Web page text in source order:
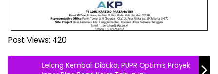
Post Views: 420
Lelang Kembali Dibuka, PUPR Optimis Proyek